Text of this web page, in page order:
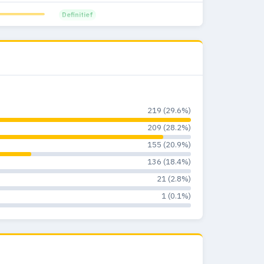
Definitief
219 (29.6%)
209 (28.2%)
155 (20.9%)
136 (18.4%)
21 (2.8%)
1 (0.1%)